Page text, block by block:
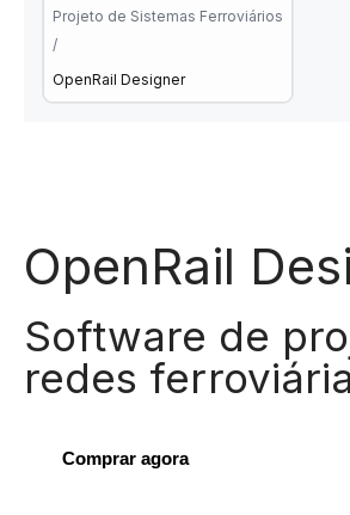
Projeto de Sistemas Ferroviários
/
OpenRail Designer
OpenRail
Software de
redes
Comprar agora